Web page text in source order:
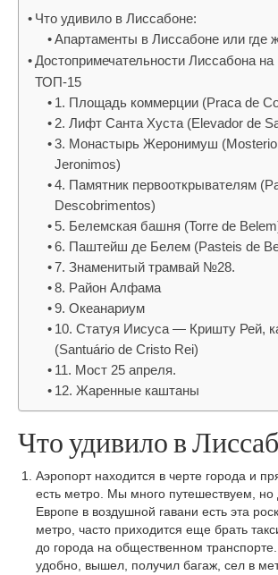
ПОРТУГАЛИЯ
Албуфейра, Алгарве — пляжный
берегу атлантического океана
Достопримечательности
города
Экскурсии в Лиссабоне на
Достопримечательности Синтры
2 дня
Самостоятельная экскурсия в
On Hop Off
ГРУЗИЯ/АРМЕНИЯ
Военно-грузинская дорога,
в Гергети и Казбек за 1 день
Ереван, Армения в мае
Серные бани в Тбилиси,
Тбилиси весной или 2 дня в
Тамары
Храм Гарни, монастырь Гегард и
орган из Еревана на 1 день
Что удивило в Лиссабоне:
Апартаменты в Лиссабоне или где
Достопримечательности Лиссабона на
ТОП-15
1. Площадь коммерции (Praca de
2. Лифт Санта Хуста (Elevador de
3. Монастырь Жеронимуш (Mosterio
Jeronimos)
4. Памятник первооткрывателям
Descobrimentos)
5. Белемская башня (Torre de
6. Паштейш де Белем (Pasteis de
7. Знаменитый трамвай №28.
8. Район Алфама
9. Океанариум
10. Статуя Иисуса — Кришту Рей,
(Santuário de Cristo Rei)
11. Мост 25 апреля.
12. Жаренные каштаны
Что удивило в
Аэропорт находится в черте города и
есть метро. Мы много путешествуем, но
Европе в воздушной гавани есть эта
метро, часто приходится еще брать
до города на общественном
удобно, вышел, получил багаж, сел в